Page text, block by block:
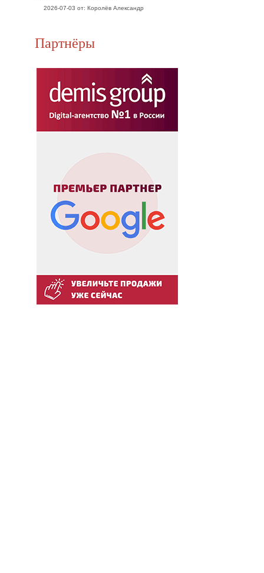
2026-07-03 от: Королёв Александр
Партнёры